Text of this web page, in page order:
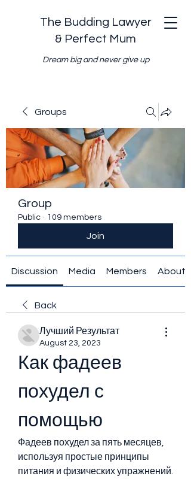
The Budding Lawyer
& Perfect Mum
Dream big and never give up
Groups
Group
Public · 109 members
Join
Discussion Media Members About
Back
Лучший Результат
August 23, 2023
Как фадеев
похудел с
помощью
Фадеев похудел за пять месяцев,
используя простые принципы
питания и физических упражнений.